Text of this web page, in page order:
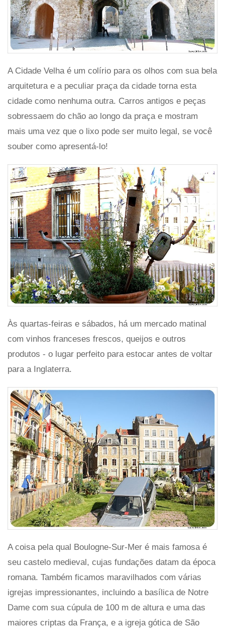
A Cidade Velha é um colírio para os olhos com sua bela
arquitetura e a peculiar praça da cidade torna esta
cidade como nenhuma outra. Carros antigos e peças
sobressaem do chão ao longo da praça e mostram
mais uma vez que o lixo pode ser muito legal, se você
souber como apresentá-lo!
Às quartas-feiras e sábados, há um mercado matinal
com vinhos franceses frescos, queijos e outros
produtos - o lugar perfeito para estocar antes de voltar
para a Inglaterra.
A coisa pela qual Boulogne-Sur-Mer é mais famosa é
seu castelo medieval, cujas fundações datam da época
romana. Também ficamos maravilhados com várias
igrejas impressionantes, incluindo a basílica de Notre
Dame com sua cúpula de 100 m de altura e uma das
maiores criptas da França, e a igreja gótica de São